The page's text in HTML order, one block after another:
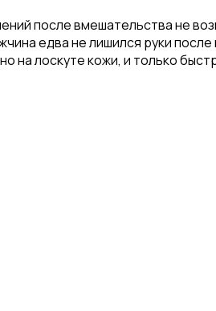
после вмешательства не
едва не лишился руки после
на лоскуте кожи, и только